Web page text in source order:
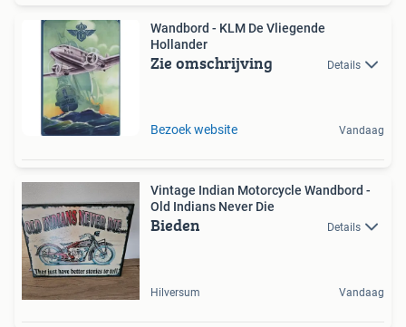
Wandbord - KLM De Vliegende
Hollander
Zie omschrijving Details
Bezoek website Vandaag
Vintage Indian Motorcycle Wandbord -
Old Indians Never Die
Bieden Details
Hilversum Vandaag